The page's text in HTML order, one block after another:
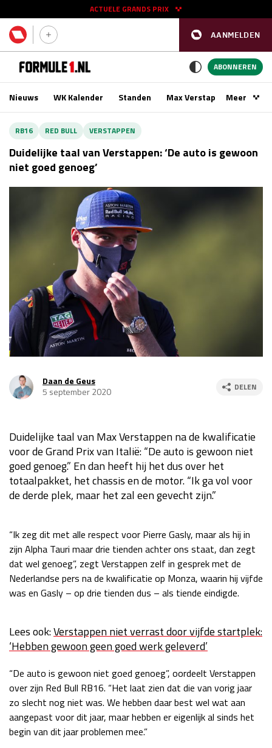
AANMELDEN
ACTUELE GRANDS PRIX
11 - 13 sep
Race
GP AZERBEIDZJAN 2026
Kwalificatie
Race
Kwalificatie
GP VERENIGDE STATEN 2026
Kwalificatie
za 23:00 - 00:00
GP MEXICO 2026 30 okt - 01 nov
Kwalificatie
za 22:00 - 23:00
Race
zo 21:00 - 23:00
GP SÃO PAULO 2026
Kwalificatie
za 19:00 - 20:00
Race
zo 18:00 - 20:00
Kwalificatie
za 05:00 - 06:00
GP QATAR 2026 27 - 29 nov
Kwalificatie
GP ABU DHABI 2026 04 - 06 dec
Kwalificatie
za 15:00 - 16:00
Race
zo 14:00 - 16:00
ABONNEREN
Nieuws WK Kalender Standen Max VerstappenMeer
RB16 RED BULL VERSTAPPEN
Duidelijke taal van Verstappen: ‘De auto is gewoon
niet goed genoeg’
Daan de Geus
5 september 2020
DELEN
Duidelijke taal van Max Verstappen na de kwalificatie
voor de Grand Prix van Italië: “De auto is gewoon niet
goed genoeg.” En dan heeft hij het dus over het
totaalpakket, het chassis en de motor. “Ik ga vol voor
de derde plek, maar het zal een gevecht zijn.”
“Ik zeg dit met alle respect voor Pierre Gasly, maar als hij in
zijn Alpha Tauri maar drie tienden achter ons staat, dan zegt
dat wel genoeg”, zegt Verstappen zelf in gesprek met de
Nederlandse pers na de kwalificatie op Monza, waarin hij vijfde
was en Gasly – op drie tienden dus – als tiende eindigde.
Lees ook:Verstappen niet verrast door vijfde startplek:
‘Hebben gewoon geen goed werk geleverd’
“De auto is gewoon niet goed genoeg”, oordeelt Verstappen
over zijn Red Bull RB16. “Het laat zien dat die van vorig jaar
zo slecht nog niet was. We hebben daar best wel wat aan
aangepast voor dit jaar, maar hebben er eigenlijk al sinds het
begin van dit jaar problemen mee.”